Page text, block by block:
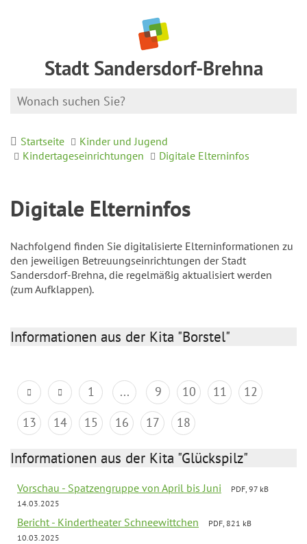
Stadt Sandersdorf-Brehna
Startseite
Kinder und Jugend
Kindertageseinrichtungen
Digitale Elterninfos
Digitale Elterninfos
Nachfolgend finden Sie digitalisierte Elterninformationen zu
den jeweiligen Betreuungseinrichtungen der Stadt
Sandersdorf-Brehna, die regelmäßig aktualisiert werden
(zum Aufklappen).
Informationen aus der Kita "Borstel"
1 ... 9 10 11
12
13
14 15 16 17 18
Informationen aus der Kita "Glückspilz"
Vorschau - Spatzengruppe von April bis Juni
PDF, 97 kB
14.03.2025
Bericht - Kindertheater Schneewittchen
PDF, 821 kB
10.03.2025